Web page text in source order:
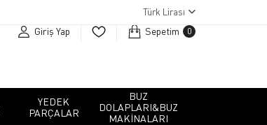
Türk Lirası
Giriş Yap Sepetim 0
YEDEK
PARÇALAR
BUZ
DOLAPLARI&BUZ
MAKINALARI